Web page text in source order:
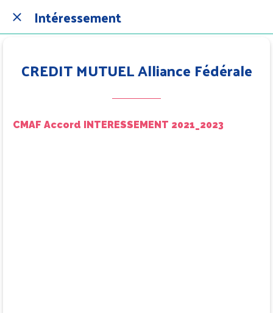
Intéressement
CREDIT MUTUEL Alliance Fédérale
CMAF Accord INTERESSEMENT 2021_2023